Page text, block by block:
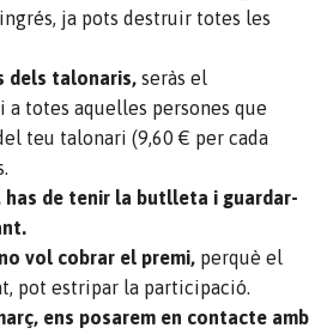
ja pots destruir totes les
dels talonaris,seràs el
totes aquelles persones que
teu talonari (9,60 € per cada
has de tenir la butlleta i guardar-
vol cobrar el premi, perquè el
pot estripar la participació.
ens posarem en contacte amb